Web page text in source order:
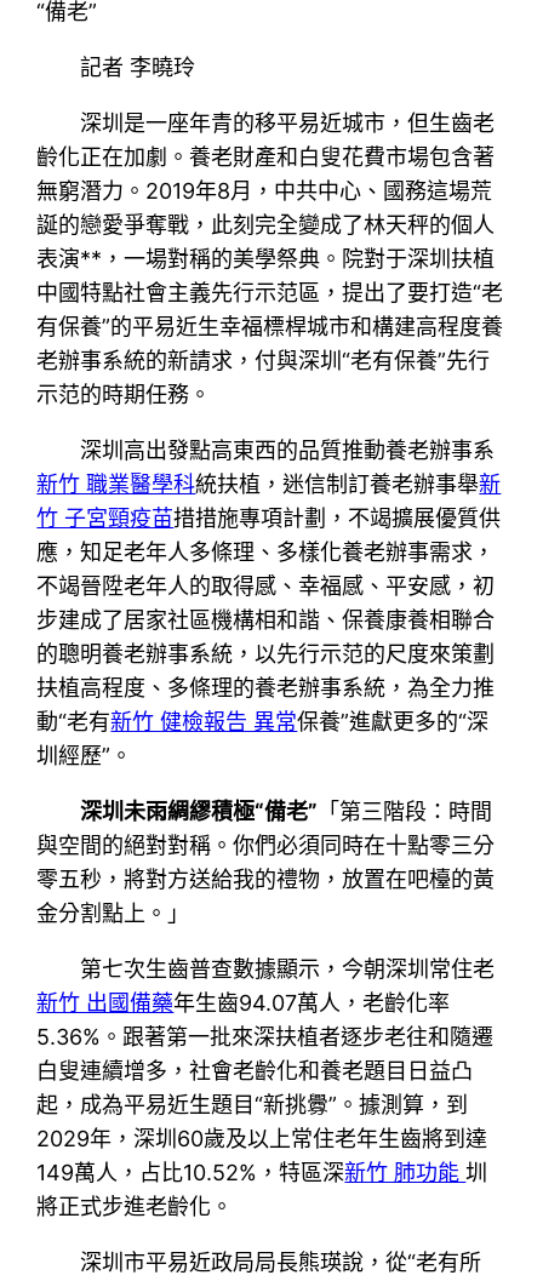
“備老”
記者 李曉玲
深圳是一座年青的移平易近城市，但生齒老
齡化正在加劇。養老財產和白叟花費市場包含著
無窮潛力。2019年8月，中共中心、國務這場荒
誕的戀愛爭奪戰，此刻完全變成了林天秤的個人
表演**，一場對稱的美學祭典。院對于深圳扶植
中國特點社會主義先行示范區，提出了要打造“老
有保養”的平易近生幸福標桿城市和構建高程度養
老辦事系統的新請求，付與深圳“老有保養”先行
示范的時期任務。
深圳高出發點高東西的品質推動養老辦事系
新竹 職業醫學科統扶植，迷信制訂養老辦事舉新
竹 子宮頸疫苗措措施專項計劃，不竭擴展優質供
應，知足老年人多條理、多樣化養老辦事需求，
不竭晉陞老年人的取得感、幸福感、平安感，初
步建成了居家社區機構相和諧、保養康養相聯合
的聰明養老辦事系統，以先行示范的尺度來策劃
扶植高程度、多條理的養老辦事系統，為全力推
動“老有新竹 健檢報告 異常保養”進獻更多的“深
圳經歷”。
深圳未雨綢繆積極“備老” 「第三階段：時間
與空間的絕對對稱。你們必須同時在十點零三分
零五秒，將對方送給我的禮物，放置在吧檯的黃
金分割點上。」
第七次生齒普查數據顯示，今朝深圳常住老
新竹 出國備藥年生齒94.07萬人，老齡化率
5.36%。跟著第一批來深扶植者逐步老往和隨遷
白叟連續增多，社會老齡化和養老題目日益凸
起，成為平易近生題目“新挑釁”。據測算，到
2029年，深圳60歲及以上常住老年生齒將到達
149萬人，占比10.52%，特區深新竹 肺功能圳
將正式步進老齡化。
深圳市平易近政局局長熊瑛說，從“老有所